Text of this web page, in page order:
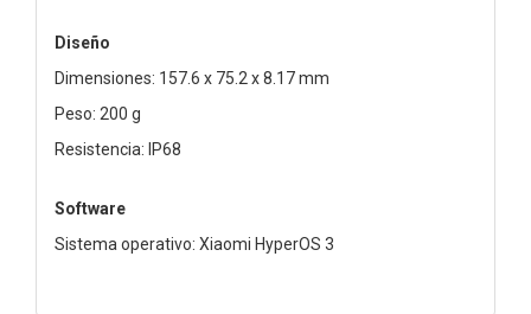
Diseño
Dimensiones: 157.6 x 75.2 x 8.17 mm
Peso: 200 g
Resistencia: IP68
Software
Sistema operativo: Xiaomi HyperOS 3